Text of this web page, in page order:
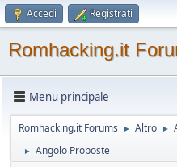
Accedi Registrati
Romhacking.it
Menu principale
Romhacking.it Forums ► Altro ►
► Angolo Proposte